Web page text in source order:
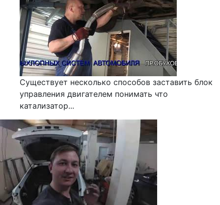
Существует несколько способов заставить блок
управления двигателем понимать что
катализатор...